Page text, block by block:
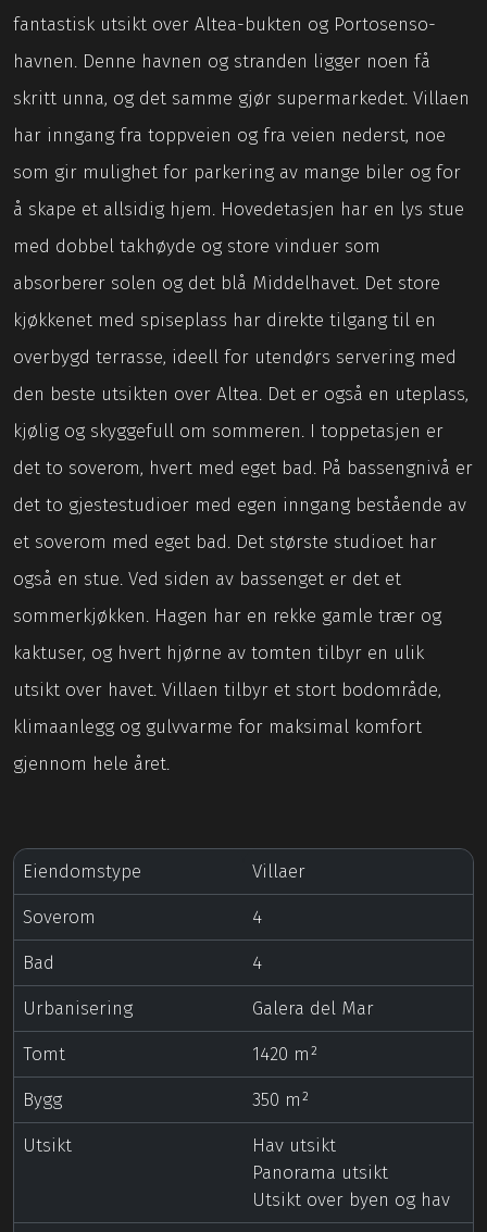
fantastisk utsikt over Altea-bukten og Portosenso-
havnen. Denne havnen og stranden ligger noen få
skritt unna, og det samme gjør supermarkedet. Villaen
har inngang fra toppveien og fra veien nederst, noe
som gir mulighet for parkering av mange biler og for
å skape et allsidig hjem. Hovedetasjen har en lys stue
med dobbel takhøyde og store vinduer som
absorberer solen og det blå Middelhavet. Det store
kjøkkenet med spiseplass har direkte tilgang til en
overbygd terrasse, ideell for utendørs servering med
den beste utsikten over Altea. Det er også en uteplass,
kjølig og skyggefull om sommeren. I toppetasjen er
det to soverom, hvert med eget bad. På bassengnivå er
det to gjestestudioer med egen inngang bestående av
et soverom med eget bad. Det største studioet har
også en stue. Ved siden av bassenget er det et
sommerkjøkken. Hagen har en rekke gamle trær og
kaktuser, og hvert hjørne av tomten tilbyr en ulik
utsikt over havet. Villaen tilbyr et stort bodområde,
klimaanlegg og gulvvarme for maksimal komfort
gjennom hele året.
Eiendomstype
Villaer
Soverom
4
Bad
4
Urbanisering
Galera del Mar
Tomt
1420 m²
Bygg
350 m²
Utsikt
Hav utsikt
Panorama utsikt
Utsikt over byen og hav